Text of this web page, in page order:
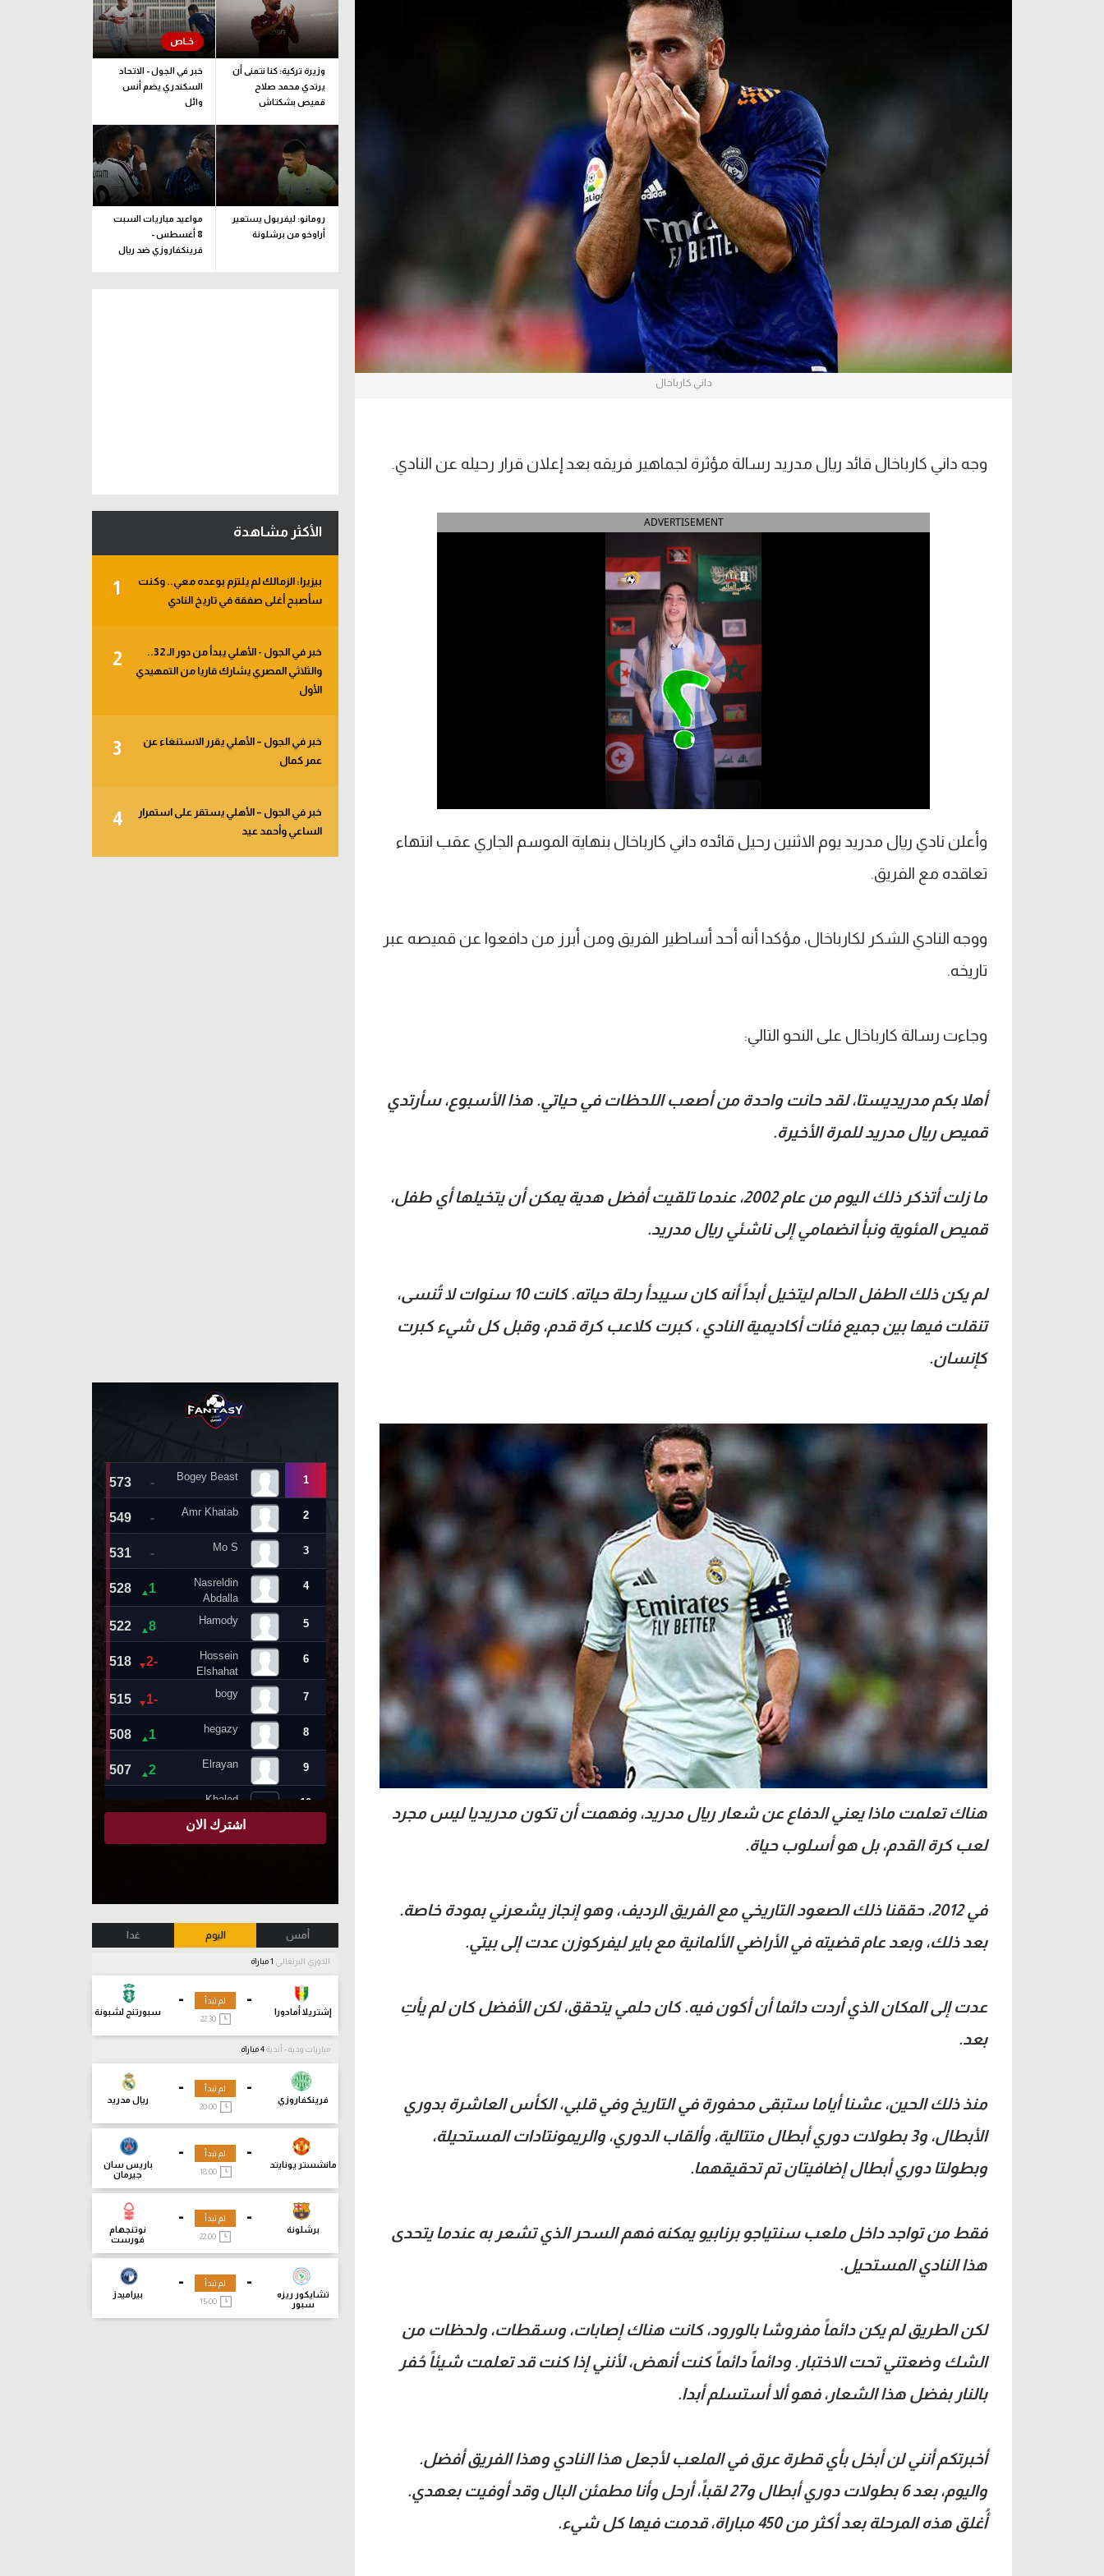
الدوري السعودي للمحترفين
دوري أبطال أوروبا
دوري أبطال إفريقيا
كل البطولات
داني كارباخال
وجه داني كارباخال قائد ريال مدريد رسالة مؤثرة لجماهير فريقه بعد إعلان قرار رحيله عن النادي.
ADVERTISEMENT
وأعلن نادي ريال مدريد يوم الاثنين رحيل قائده داني كارباخال بنهاية الموسم الجاري عقب انتهاء
تعاقده مع الفريق.
ووجه النادي الشكر لكارباخال، مؤكدا أنه أحد أساطير الفريق ومن أبرز من دافعوا عن قميصه عبر
تاريخه.
وجاءت رسالة كارباخال على النحو التالي:
أهلا بكم مدريديستا، لقد حانت واحدة من أصعب اللحظات في حياتي. هذا الأسبوع، سأرتدي
قميص ريال مدريد للمرة الأخيرة.
ما زلت أتذكر ذلك اليوم من عام 2002، عندما تلقيت أفضل هدية يمكن أن يتخيلها أي طفل،
قميص المئوية ونبأ انضمامي إلى ناشئي ريال مدريد.
لم يكن ذلك الطفل الحالم ليتخيل أبداً أنه كان سيبدأ رحلة حياته. كانت 10 سنوات لا تُنسى،
تنقلت فيها بين جميع فئات أكاديمية النادي ، كبرت كلاعب كرة قدم، وقبل كل شيء كبرت
كإنسان.
هناك تعلمت ماذا يعني الدفاع عن شعار ريال مدريد، وفهمت أن تكون مدريديا ليس مجرد
لعب كرة القدم، بل هو أسلوب حياة.
في 2012، حققنا ذلك الصعود التاريخي مع الفريق الرديف، وهو إنجاز يشعرني بمودة خاصة.
بعد ذلك، وبعد عام قضيته في الأراضي الألمانية مع باير ليفركوزن عدت إلى بيتي.
عدت إلى المكان الذي أردت دائما أن أكون فيه. كان حلمي يتحقق، لكن الأفضل كان لم يأتِ
بعد.
منذ ذلك الحين، عشنا أياما ستبقى محفورة في التاريخ وفي قلبي، الكأس العاشرة بدوري
الأبطال، و3 بطولات دوري أبطال متتالية، وألقاب الدوري، والريمونتادات المستحيلة،
وبطولتا دوري أبطال إضافيتان تم تحقيقهما.
فقط من تواجد داخل ملعب سنتياجو برنابيو يمكنه فهم السحر الذي تشعر به عندما يتحدى
هذا النادي المستحيل.
لكن الطريق لم يكن دائماً مفروشا بالورود، كانت هناك إصابات، وسقطات، ولحظات من
الشك وضعتني تحت الاختبار. ودائماً دائماً كنت أنهض، لأنني إذا كنت قد تعلمت شيئاً حُفر
بالنار بفضل هذا الشعار، فهو ألا أستسلم أبدا.
أخبرتكم أنني لن أبخل بأي قطرة عرق في الملعب لأجعل هذا النادي وهذا الفريق أفضل.
واليوم، بعد 6 بطولات دوري أبطال و27 لقباً، أرحل وأنا مطمئن البال وقد أوفيت بعهدي.
أُغلق هذه المرحلة بعد أكثر من 450 مباراة، قدمت فيها كل شيء.
وزيرة تركية: كنا نتمنى أن
يرتدي محمد صلاح
قميص بشكتاش
خبر في الجول - الاتحاد
السكندري يضم أنس
وائل
رومانو: ليفربول يستعير
أراوخو من برشلونة
مواعيد مباريات السبت
8 أغسطس -
فرينكفاروزي ضد ريال
الأكثر مشاهدة
1
بيزيرا: الزمالك لم يلتزم بوعده معي.. وكنت
سأصبح أغلى صفقة في تاريخ النادي
2
خبر في الجول - الأهلي يبدأ من دور الـ 32..
والثلاثي المصري يشارك قاريا من التمهيدي
الأول
3
خبر في الجول – الأهلي يقرر الاستنغاء عن
عمر كمال
4
خبر في الجول – الأهلي يستقر على استمرار
الساعي وأحمد عيد
أمس اليوم غدا
الدوري البرتغالي
-
إشتريلا أمادورا
-
سبورتنج لشبونة
لم تبدأ
22:30
مباريات ودية - أندية
-
فرينكفاروزي
-
ريال مدريد
لم تبدأ
20:00
-
مانشستر يونايتد
-
باريس سان
جيرمان
لم تبدأ
18:00
-
برشلونة
-
نوتنجهام
فورست
لم تبدأ
-
تشايكور ريزه
سبور
-
بيراميدز
لم تبدأ
15:00